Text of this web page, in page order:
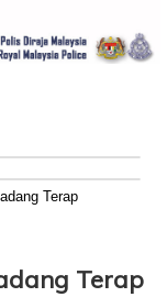
Terap
Terap